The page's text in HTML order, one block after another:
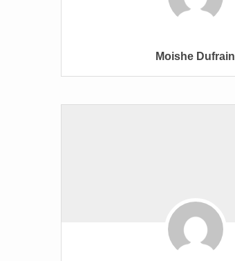
Moishe Dufrain